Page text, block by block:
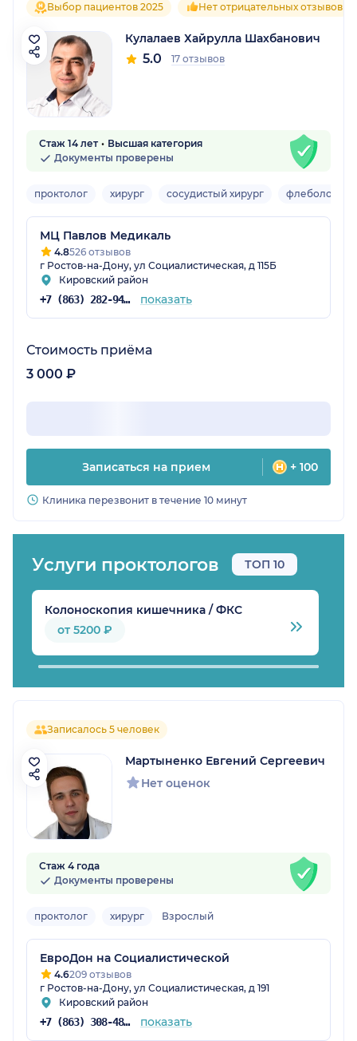
Выбор пациентов 2025 Нет отрицательных отзывов
Кулалаев Хайрулла Шахбанович
5.0 17 отзывов
Стаж 14 лет
Высшая категория
Документы проверены
проктолог хирург сосудистый хирург флеболог-
МЦ Павлов Медикаль
4.8526 отзывов
г Ростов-на-Дону, ул Социалистическая, д 115Б
Кировский район
+7 (863) 282-94-45 показать
Стоимость приёма
3 000 ₽
Записаться на прием + 100
Клиника перезвонит в течение 10 минут
Услуги проктологов ТОП 10
Колоноскопия кишечника / ФКС
от 5200 ₽
Записалось 5 человек
Мартыненко Евгений Сергеевич
Нет оценок
Стаж 4 года
Документы проверены
проктолог хирург Взрослый
ЕвроДон на Социалистической
4.6209 отзывов
г Ростов-на-Дону, ул Социалистическая, д 191
Кировский район
+7 (863) 308-48-57 показать